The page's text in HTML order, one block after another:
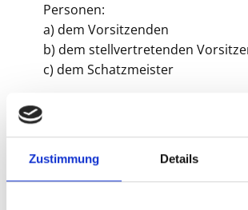
Zustimmung Details
Personen:
a) dem Vorsitzenden
b) dem stellvertretenden
c) dem Schatzmeister
2. Der vertretungsberechtigte